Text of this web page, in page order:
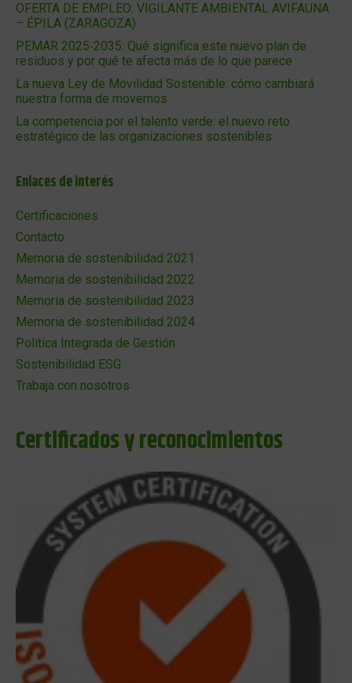
OFERTA DE EMPLEO: VIGILANTE AMBIENTAL AVIFAUNA
– ÉPILA (ZARAGOZA)
PEMAR 2025‑2035: Qué significa este nuevo plan de
residuos y por qué te afecta más de lo que parece
La nueva Ley de Movilidad Sostenible: cómo cambiará
nuestra forma de movernos
La competencia por el talento verde: el nuevo reto
estratégico de las organizaciones sostenibles
Enlaces de interés
Certificaciones
Contacto
Memoria de sostenibilidad 2021
Memoria de sostenibilidad 2022
Memoria de sostenibilidad 2023
Memoria de sostenibilidad 2024
Política Integrada de Gestión
Sostenibilidad ESG
Trabaja con nosotros
Certificados y reconocimientos